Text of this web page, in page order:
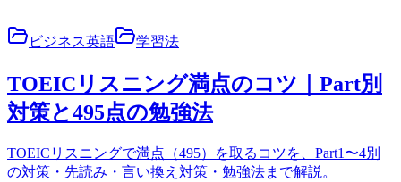
ビジネス英語 学習法
TOEICリスニング満点のコツ｜Part別
対策と495点の勉強法
TOEICリスニングで満点（495）を取るコツを、Part1〜4別
の対策・先読み・言い換え対策・勉強法まで解説。